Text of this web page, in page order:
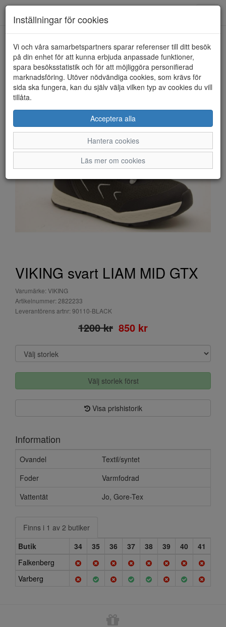
HEM VIKING
VIKING svart LIAM MID GTX
Varumärke: VIKING
Artikelnummer: 2822233
Leverantörens artnr: 90110-BLACK
1200 kr 850 kr
Välj storlek först
Visa prishistorik
Information
Ovandel
Textil/syntet
Foder
Varmfodrad
Vattentät
Jo, Gore-Tex
Finns i 1 av 2 butiker
Butik
34 35 36 37 38 39 40
41
Falkenberg
Varberg
Inställningar för cookies
Vi och våra samarbetspartners sparar referenser till ditt besök
på din enhet för att kunna erbjuda anpassade funktioner,
spara besöksstatistik och för att möjliggöra personifierad
marknadsföring. Utöver nödvändiga cookies, som krävs för
sida ska fungera, kan du själv välja vilken typ av cookies du vill
tillåta.
Acceptera alla
Hantera cookies
Läs mer om cookies